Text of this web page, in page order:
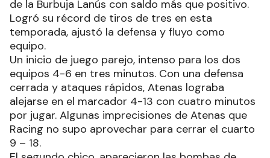
de la Burbuja Lanús con saldo más que positivo.
Logró su récord de tiros de tres en esta
temporada, ajustó la defensa y fluyo como
equipo.
Un inicio de juego parejo, intenso para los dos
equipos 4-6 en tres minutos. Con una defensa
cerrada y ataques rápidos, Atenas lograba
alejarse en el marcador 4-13 con cuatro minutos
por jugar. Algunas imprecisiones de Atenas que
Racing no supo aprovechar para cerrar el cuarto
9 – 18.